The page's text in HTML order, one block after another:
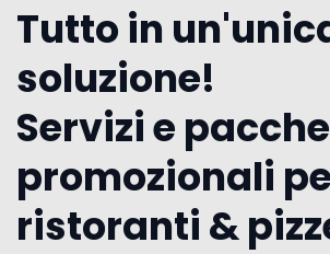
Tutto in
soluzione!
Servizi e
promozionali
ristoranti &